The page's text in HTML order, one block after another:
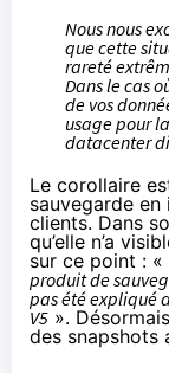
Nous nous
que cette
rareté
Dans le cas
de vos
usage pour
datacenter
Le corollaire
sauvegarde en
clients. Dans
qu’elle n’a
sur ce point : «
produit de
pas été expliqué
V5 ».
des snapshots